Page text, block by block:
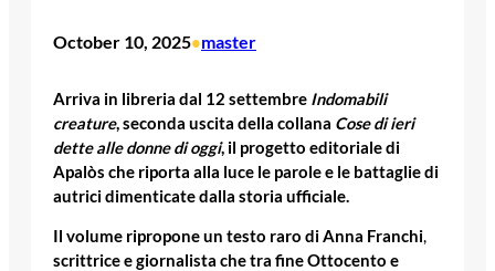
October 10, 2025•master
Arriva in libreria dal 12 settembre Indomabili
creature, seconda uscita della collana Cose di ieri
dette alle donne di oggi, il progetto editoriale di
Apalòs che riporta alla luce le parole e le battaglie di
autrici dimenticate dalla storia ufficiale.
Il volume ripropone un testo raro di Anna Franchi,
scrittrice e giornalista che tra fine Ottocento e